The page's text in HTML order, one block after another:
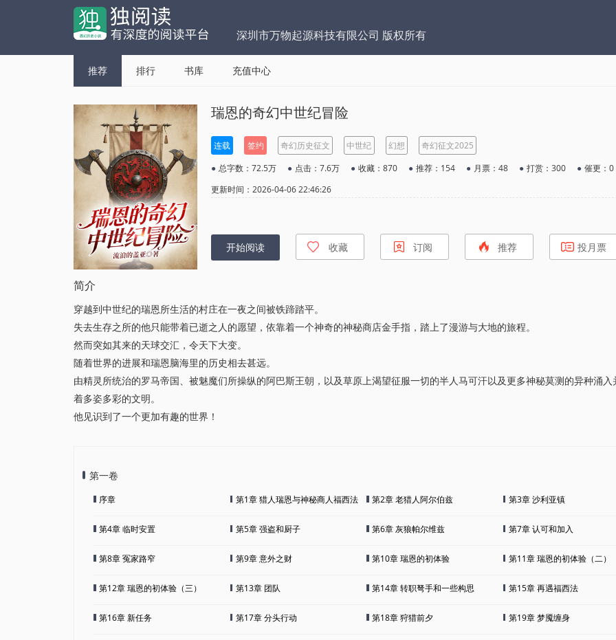
深圳市万物起源科技有限公司 版权所有
推荐 排行 书库 充值中心
瑞恩的奇幻中世纪冒险
连载 签约 奇幻历史征文 中世纪 幻想
奇幻征文2025
● 总字数：72.5万 ● 点击：7.6万 ● 收藏：870 ● 推荐：154 ● 月票：48 ● 打赏：300 ● 催更：0
更新时间：2026-04-06 22:46:26
开始阅读 收藏 订阅 推荐 投月票
简介
穿越到中世纪的瑞恩所生活的村庄在一夜之间被铁蹄踏平。
失去生存之所的他只能带着已逝之人的愿望，依靠着一个神奇的神秘商店金手指，踏上了漫游与大地的旅程。
然而突如其来的天球交汇，令天下大变。
随着世界的进展和瑞恩脑海里的历史相去甚远。
由精灵所统治的罗马帝国、被魅魔们所操纵的阿巴斯王朝，以及草原上渴望征服一切的半人马可汗以及更多神秘莫测的异种涌入
着多姿多彩的文明。
他见识到了一个更加有趣的世界！
第一卷
序章 第1章 猎人瑞恩与神秘商人福西法 第2章 老猎人阿尔伯兹 第3章 沙利亚镇
第4章 临时安置 第5章 强盗和厨子 第6章 灰狼帕尔维兹 第7章 认可和加入
第8章 冤家路窄 第9章 意外之财 第10章 瑞恩的初体验 第11章 瑞恩的初体验（二）
第12章 瑞恩的初体验（三） 第13章 团队 第14章 转职弩手和一些构思 第15章 再遇福西法
第16章 新任务 第17章 分头行动 第18章 狩猎前夕 第19章 梦魇缠身